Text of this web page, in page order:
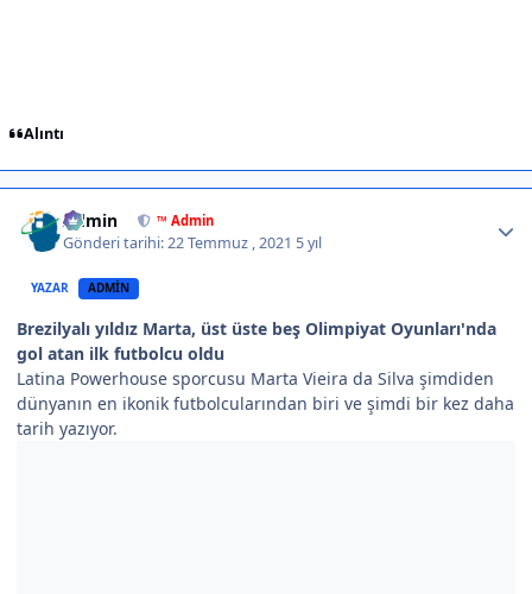
Alıntı
Admin ™ Admin
Gönderi tarihi:22 Temmuz , 2021 5 yıl
YAZAR ADMIN
Brezilyalı yıldız Marta, üst üste beş Olimpiyat Oyunları'nda
gol atan ilk futbolcu oldu
Latina Powerhouse sporcusu Marta Vieira da Silva şimdiden
dünyanın en ikonik futbolcularından biri ve şimdi bir kez daha
tarih yazıyor.